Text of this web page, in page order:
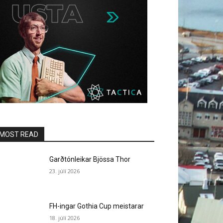
READ
Garðtónleikar Bjössa Thor
23. júlí 2026
FH-ingar Gothia Cup meistarar
18. júlí 2026